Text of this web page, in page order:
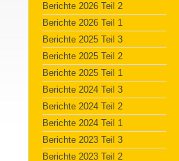
Berichte 2026 Teil 2
Berichte 2026 Teil 1
Berichte 2025 Teil 3
Berichte 2025 Teil 2
Berichte 2025 Teil 1
Berichte 2024 Teil 3
Berichte 2024 Teil 2
Berichte 2024 Teil 1
Berichte 2023 Teil 3
Berichte 2023 Teil 2